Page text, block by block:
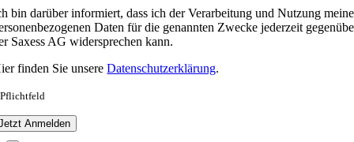
bin darüber informiert, dass ich der Verarbeitung und Nutzung
Daten für die genannten Zwecke jederzeit
Saxess AG widersprechen kann.
finden Sie unsereDatenschutzerklärung.
Anmelden